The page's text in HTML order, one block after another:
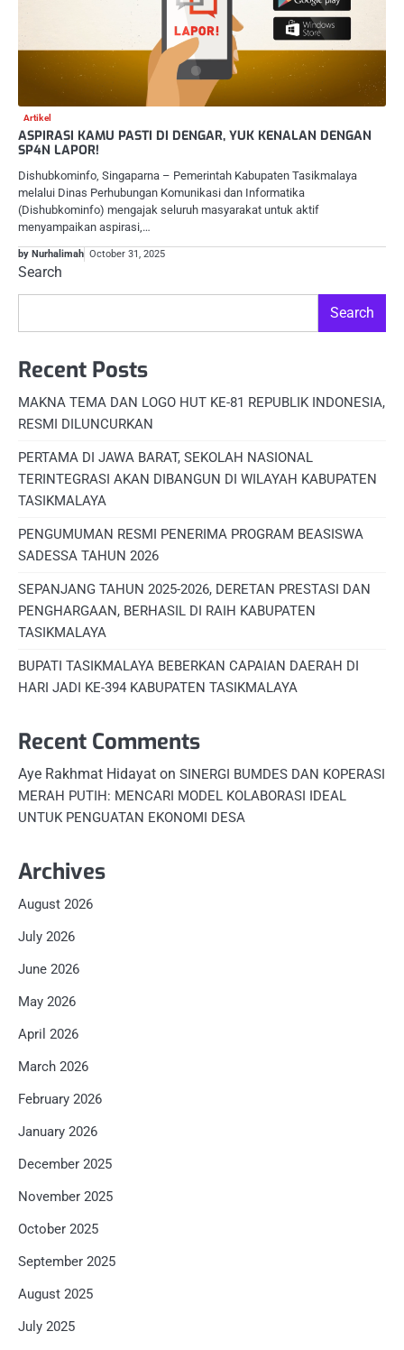
Artikel
ASPIRASI KAMU PASTI DI DENGAR, YUK KENALAN DENGAN
SP4N LAPOR!
Dishubkominfo, Singaparna – Pemerintah Kabupaten Tasikmalaya
melalui Dinas Perhubungan Komunikasi dan Informatika
(Dishubkominfo) mengajak seluruh masyarakat untuk aktif
menyampaikan aspirasi,…
by Nurhalimah October 31, 2025
Search
Search
Recent Posts
MAKNA TEMA DAN LOGO HUT KE-81 REPUBLIK INDONESIA,
RESMI DILUNCURKAN
PERTAMA DI JAWA BARAT, SEKOLAH NASIONAL
TERINTEGRASI AKAN DIBANGUN DI WILAYAH KABUPATEN
TASIKMALAYA
PENGUMUMAN RESMI PENERIMA PROGRAM BEASISWA
SADESSA TAHUN 2026
SEPANJANG TAHUN 2025-2026, DERETAN PRESTASI DAN
PENGHARGAAN, BERHASIL DI RAIH KABUPATEN
TASIKMALAYA
BUPATI TASIKMALAYA BEBERKAN CAPAIAN DAERAH DI
HARI JADI KE-394 KABUPATEN TASIKMALAYA
Recent Comments
Aye Rakhmat Hidayat on SINERGI BUMDES DAN KOPERASI
MERAH PUTIH: MENCARI MODEL KOLABORASI IDEAL
UNTUK PENGUATAN EKONOMI DESA
Archives
August 2026
July 2026
June 2026
May 2026
April 2026
March 2026
February 2026
January 2026
December 2025
November 2025
October 2025
September 2025
August 2025
July 2025